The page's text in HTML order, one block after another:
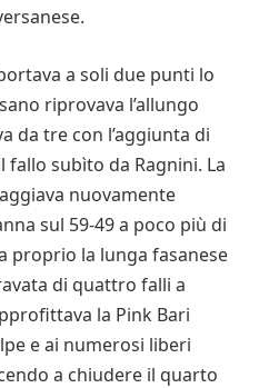
a soli due punti lo
riprovava l’allungo
da tre con l’aggiunta di
subìto da Ragnini. La
nuovamente
sul 59-49 a poco più di
proprio la lunga fasanese
di quattro falli a
la Pink Bari
e ai numerosi liberi
a chiudere il quarto